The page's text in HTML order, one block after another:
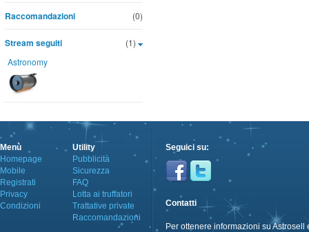
(0)
Raccomandazioni
(1)
Stream seguiti
Astronomy
Menù
Homepage
Mobile
Registrati
Privacy
Condizioni
Utility
Pubblicità
Sicurezza
FAQ
Lotta ai truffatori
Trattative private
Raccomandazioni
Seguici su:
Contatti
Per ottenere informazioni su Astrosell